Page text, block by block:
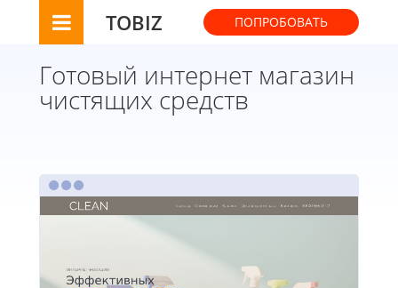
TOBIZ ПОПРОБОВАТЬ
Готовый интернет магазин
чистящих средств